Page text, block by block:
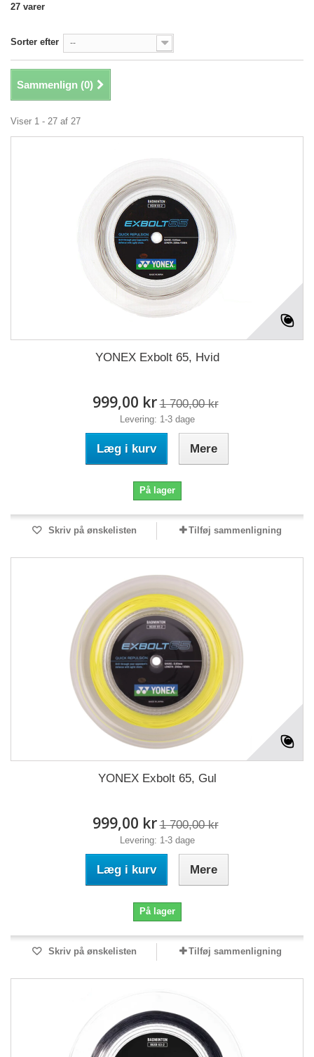
27 varer
Sorter efter --
Sammenlign (0)
Viser 1 - 27 af 27
YONEX Exbolt 65, Hvid
999,00 kr 1 700,00 kr
Levering: 1-3 dage
Læg i kurv Mere
På lager
Skriv på ønskelisten Tilføj sammenligning
YONEX Exbolt 65, Gul
999,00 kr 1 700,00 kr
Levering: 1-3 dage
Læg i kurv Mere
På lager
Skriv på ønskelisten Tilføj sammenligning